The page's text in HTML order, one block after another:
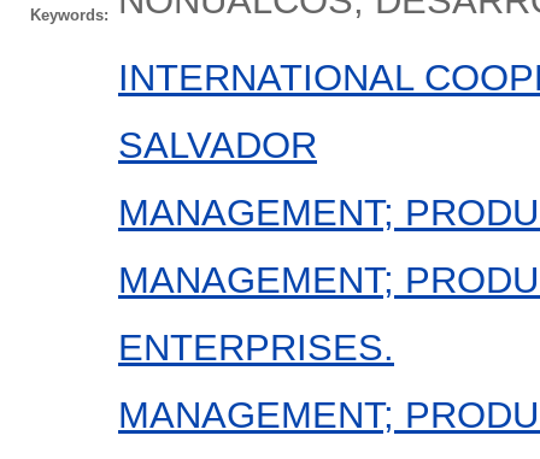
Keywords:
INTERNATIONAL
SALVADOR
MANAGEMENT;
MANAGEMENT;
ENTERPRISES.
MANAGEMENT;